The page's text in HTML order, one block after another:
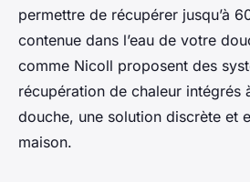
permettre de récupérer jusqu’à
contenue dans l’eau de votre
comme Nicoll proposent des
récupération de chaleur intégrés
douche, une solution discrète et
maison.